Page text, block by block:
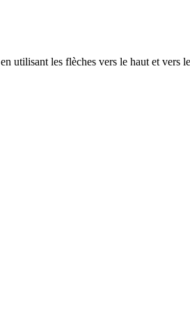
utilisant les flèches vers le haut et vers